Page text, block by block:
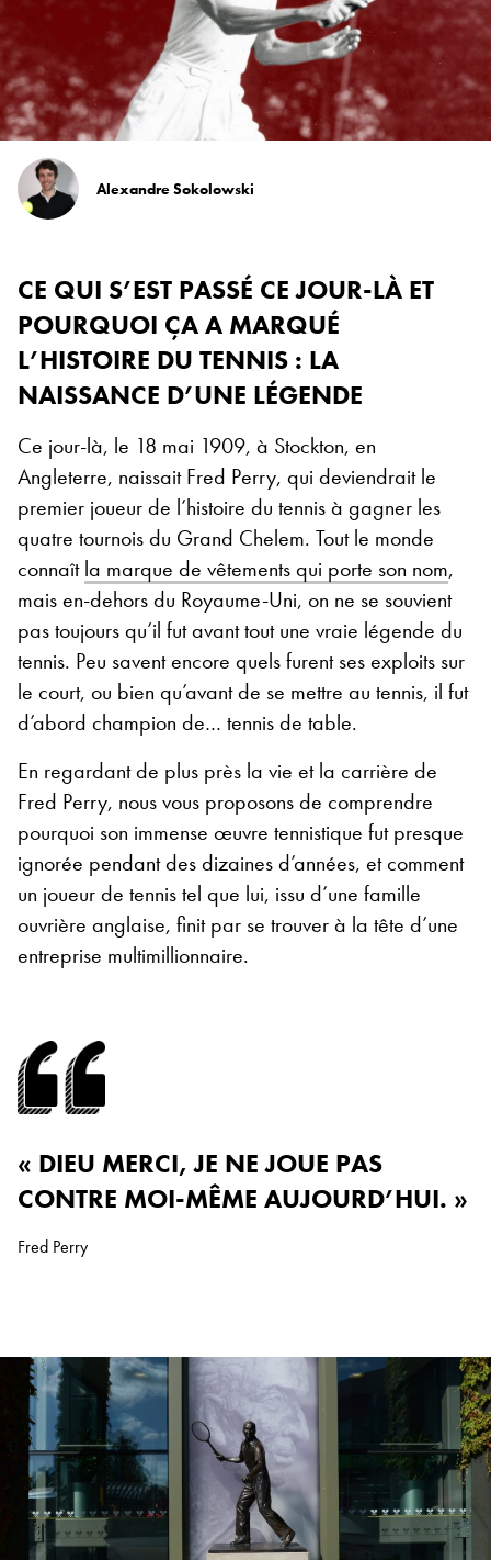
Alexandre Sokolowski
CE QUI S’EST PASSÉ CE JOUR-LÀ ET
POURQUOI ÇA A MARQUÉ
L’HISTOIRE DU TENNIS : LA
NAISSANCE D’UNE LÉGENDE
Ce jour-là, le 18 mai 1909, à Stockton, en
Angleterre, naissait Fred Perry, qui deviendrait le
premier joueur de l’histoire du tennis à gagner les
quatre tournois du Grand Chelem. Tout le monde
connaîtla marque de vêtements qui porte son nom,
mais en-dehors du Royaume-Uni, on ne se souvient
pas toujours qu’il fut avant tout une vraie légende du
tennis. Peu savent encore quels furent ses exploits sur
le court, ou bien qu’avant de se mettre au tennis, il fut
d’abord champion de… tennis de table.
En regardant de plus près la vie et la carrière de
Fred Perry, nous vous proposons de comprendre
pourquoi son immense œuvre tennistique fut presque
ignorée pendant des dizaines d’années, et comment
un joueur de tennis tel que lui, issu d’une famille
ouvrière anglaise, finit par se trouver à la tête d’une
entreprise multimillionnaire.
« DIEU MERCI, JE NE JOUE PAS
CONTRE MOI-MÊME AUJOURD’HUI. »
Fred Perry